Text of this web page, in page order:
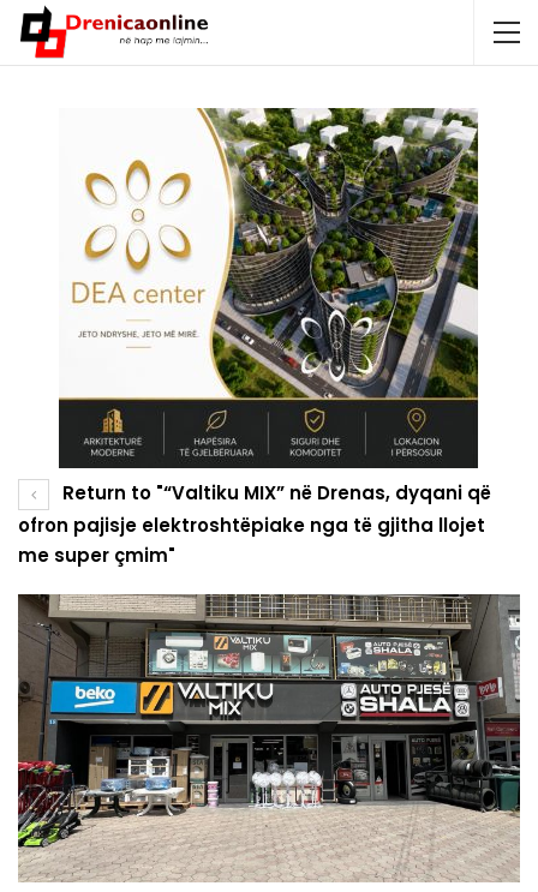
Return to "“Valtiku MIX” në Drenas, dyqani që
ofron pajisje elektroshtëpiake nga të gjitha llojet
me super çmim"